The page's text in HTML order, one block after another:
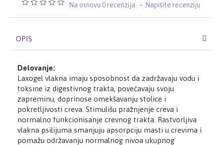
Na osnovu 0 recenzija. - Napišite recenziju
OPIS
Delovanje:
Laxogel vlakna imaju sposobnost da zadržavaju vodu i
toksine iz digestivnog trakta, povećavaju svoju
zapreminu, doprinose omekšavanju stolice i
pokretljivosti creva. Stimulišu pražnjenje creva i
normalno funkcionisanje crevnog trakta. Rastvorljiva
vlakna psilijuma smanjuju apsorpciju masti u crevima i
pomažu održavanju normalnog nivoa ukupnog